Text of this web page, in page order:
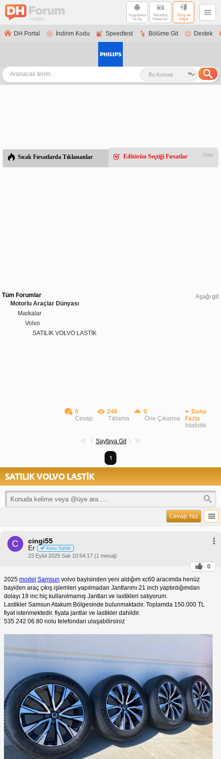
Uygulama
ile Aç
Teknoloji
Haberleri
Giriş ve
Kayıt
DH Portal İndirim Kodu Speedtest Bölüme Git Destek
Sıcak Fırsatlarda Tıklananlar Editörün Seçtiği Fırsatlar Gizle
Aşağı git
Tüm Forumlar
Motorlu Araçlar Dünyası
Markalar
Volvo
SATILIK VOLVO LASTİK
0
Cevap
248
Tıklama
0
Öne Çıkarma
Daha
Fazla
İstatistik
Sayfaya Git
1
SATILIK VOLVO LASTİK
Cevap Yaz
C cingi55
Er Konu Sahibi
23 Eylül 2025 Salı 10:54:17 (1 mesaj)
0
2025 model Samsun volvo bayisinden yeni aldığım xc60 aracımda henüz
bayiden araç çıkış işlemleri yapılmadan Jantlarımı 21 inch yaptırdığımdan
dolayı 19 inc hiç kullanılmamış Jantları ve lastikleri satıyorum.
Lastikler Samsun Atakum Bölgesinde bulunmaktadır. Toplamda 150.000 TL
fiyat istenmektedir. fiyata jantlar ve lastikler dahildir.
535 242 06 80 nolu telefondan ulaşabilirsiniz